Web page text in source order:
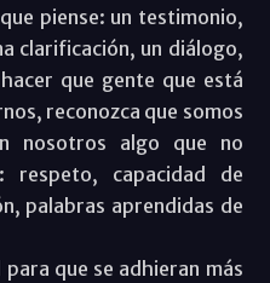
piense: un testimonio,
clarificación, un diálogo,
que gente que está
reconozca que somos
nosotros algo que no
respeto, capacidad de
palabras aprendidas de
que se adhieran más